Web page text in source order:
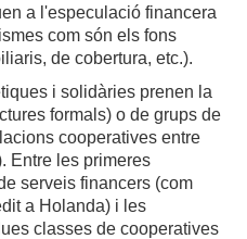
a l'especulació financera
com són els fons
de cobertura, etc.).
i solidàries prenen la
formals) o de grups de
cooperatives entre
Entre les primeres
serveis financers (com
a Holanda) i les
classes de cooperatives